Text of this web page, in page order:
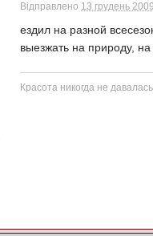
Відправлено 13 грудень
ездил на разной
выезжать на природу,
Красота никогда не